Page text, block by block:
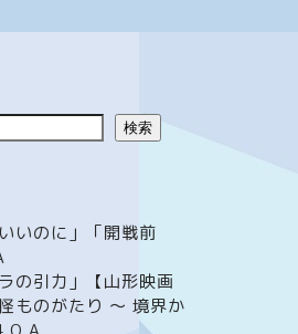
検索
いのに」「開戦前
の引力」【山形映画
ものがたり ～ 境界か